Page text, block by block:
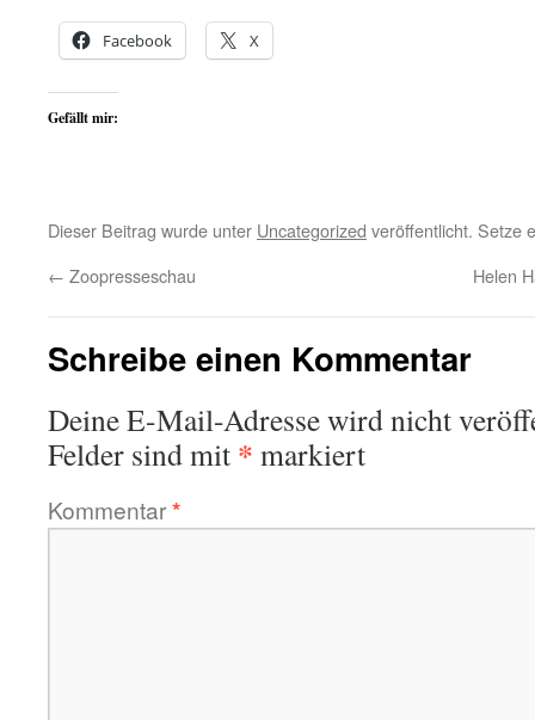
Facebook X
Gefällt mir:
Dieser Beitrag wurde unter Uncategorized veröffentlicht. Setze
← Zoopresseschau Helen
Schreibe einen Kommentar
Deine E-Mail-Adresse wird nicht
Felder sind mit * markiert
Kommentar*